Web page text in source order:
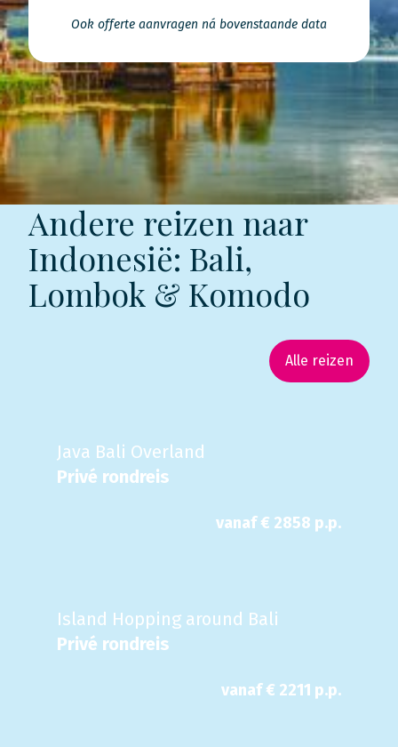
Ook offerte aanvragen ná bovenstaande data
Andere reizen naar
Indonesië: Bali,
Lombok & Komodo
Alle reizen
Java Bali Overland
Privé rondreis
vanaf € 2858 p.p.
Island Hopping around Bali
Privé rondreis
vanaf € 2211 p.p.